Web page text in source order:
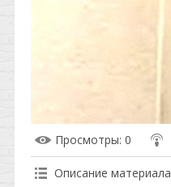
Просмотры: 0
Описание материала